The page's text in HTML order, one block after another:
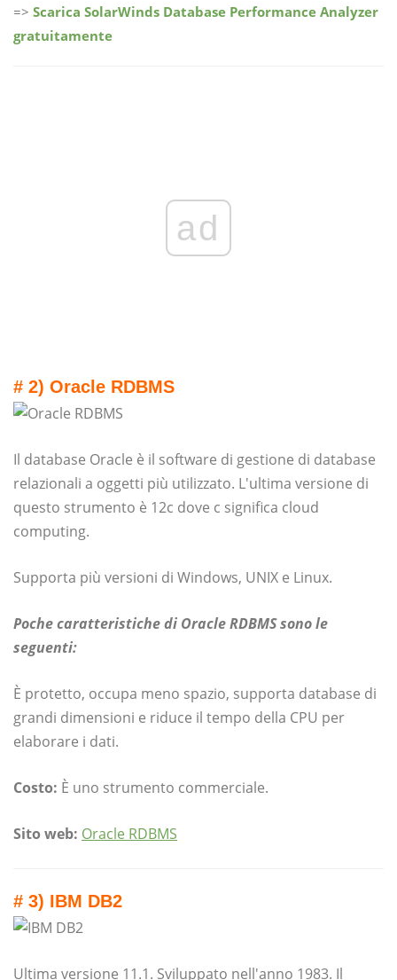
=> Scarica SolarWinds Database Performance Analyzer
gratuitamente
ad
# 2) Oracle RDBMS
Il database Oracle è il software di gestione di database
relazionali a oggetti più utilizzato. L'ultima versione di
questo strumento è 12c dove c significa cloud
computing.
Supporta più versioni di Windows, UNIX e Linux.
Poche caratteristiche di Oracle RDBMS sono le
seguenti:
È protetto, occupa meno spazio, supporta database di
grandi dimensioni e riduce il tempo della CPU per
elaborare i dati.
Costo: È uno strumento commerciale.
Sito web: Oracle RDBMS
# 3) IBM DB2
Ultima versione 11.1. Sviluppato nell'anno 1983. Il